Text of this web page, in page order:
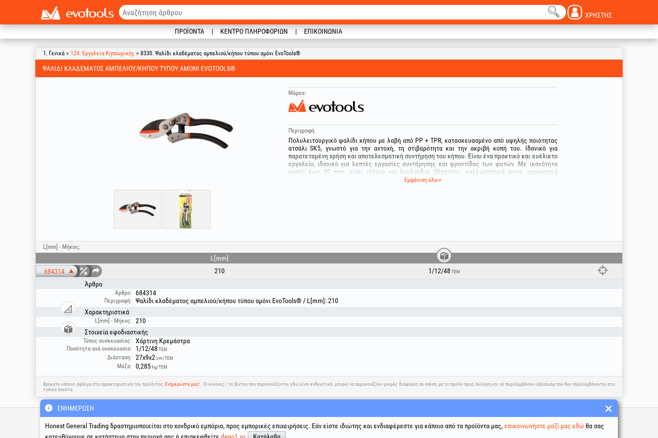
ΧΡΉΣΤΗΣ
ΠΡΟΪΌΝΤΑ ΚΈΝΤΡΟ ΠΛΗΡΟΦΟΡΙΏΝ ΕΠΙΚΟΙΝΩΝΊΑ
1. Γενικά > 124. Εργαλεία Κηπουρικής > 8330. Ψαλίδι κλαδέματος αμπελιού/κήπου τύπου αμόνι EvoTools®
ΨΑΛΊΔΙ ΚΛΑΔΈΜΑΤΟΣ ΑΜΠΕΛΙΟΎ/ΚΉΠΟΥ ΤΎΠΟΥ ΑΜΌΝΙ EVOTOOLS®
Μάρκα:
Περιγραφή:
Πολυλειτουργικό ψαλίδι κήπου με λαβή από PP + TPR, κατασκευασμένο από υψηλής ποιότητας
ατσάλι SK5, γνωστό για την αντοχή, τη στιβαρότητα και την ακριβή κοπή του. Ιδανικό για
παρατεταμένη χρήση και αποτελεσματική συντήρηση του κήπου. Είναι ένα πρακτικό και ευέλικτο
εργαλείο, ιδανικό για λεπτές εργασίες συντήρησης και φροντίδας των φυτών. Με ικανότητα
κοπής έως 20 mm, είναι τέλειο για λουλούδια, βλαστούς, καλλωπιστικά φυτά, αρωματικά
επιλογή για κάθε λάτρη της κηπουρικής που επιθυμεί ακρίβεια και άνεση στη χρήση.
Εμφάνιση όλων
L[mm] - Μήκος;
L[mm]
684314
210 1/12/48 ΤΕΜ
Άρθρο
Άρθρο: 684314
Περιγραφή:
Ψαλίδι κλαδέματος αμπελιού/κήπου τύπου αμόνι EvoTools® / L[mm]: 210
Χαρακτηριστικά
L[mm] - Μήκος:
210
Στοιχεία εφοδιαστικής
Τύπος συσκευασίας: Χάρτινη Κρεμάστρα
Ποσότητα ανά συσκευασία: 1/12/48 ΤΕΜ
Διάσταση: 27x9x2 cm/ΤΕΜ
Μάζα: 0,285 kg/ΤΕΜ
Βρήκατε κάποιο σφάλμα στα χαρακτηριστικά του προϊόντος;Ενημερώστε μας!
Οι εικόνες / τα βίντεο που παρουσιάζονται εδώ είναι ενδεικτικά, μπορεί να παρουσιάζουν μικρές διαφορές σε σχέση με το προϊόν προς πώληση και να περιλαμβάνουν αξεσουάρ που δεν περιλαμβάνονται στα
τυπικά πακέτα.
Τεχνική γραμμή υποστήριξης
& σέρβις
Κοινωνικά δίκτυα Επίλυση διαφορών Χρήσιμοι σύνδεσμοι
ΕΝΗΜΈΡΩΣΗ
Honest General Trading δραστηριοποιείται στο χονδρικό εμπόριο, προς εμπορικές επιχειρήσεις. Εάν είστε ιδιώτης και ενδιαφέρεστε για κάποιο από τα προϊόντα μας, επικοινωνήστε μαζί μας εδώ θα σας